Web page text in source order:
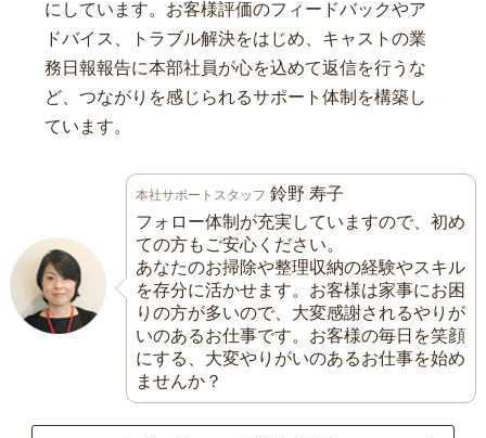
にしています。お客様評価のフィードバックやア
ドバイス、トラブル解決をはじめ、キャストの業
務日報報告に本部社員が心を込めて返信を行うな
ど、つながりを感じられるサポート体制を構築し
ています。
本社サポートスタッフ 鈴野 寿子
フォロー体制が充実していますので、初め
ての方もご安心ください。
あなたのお掃除や整理収納の経験やスキル
を存分に活かせます。お客様は家事にお困
りの方が多いので、大変感謝されるやりが
いのあるお仕事です。お客様の毎日を笑顔
にする、大変やりがいのあるお仕事を始め
ませんか？